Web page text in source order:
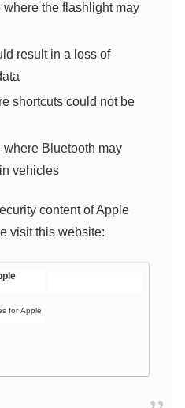
the flashlight may
result in a loss of
shortcuts could not be
Bluetooth may
vehicles
content of Apple
visit this website:
for Apple